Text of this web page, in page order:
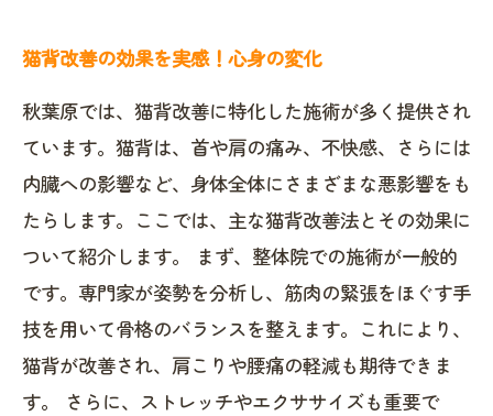
猫背改善の効果を実感！心身の変化
秋葉原では、猫背改善に特化した施術が多く提供され
ています。猫背は、首や肩の痛み、不快感、さらには
内臓への影響など、身体全体にさまざまな悪影響をも
たらします。ここでは、主な猫背改善法とその効果に
ついて紹介します。 まず、整体院での施術が一般的
です。専門家が姿勢を分析し、筋肉の緊張をほぐす手
技を用いて骨格のバランスを整えます。これにより、
猫背が改善され、肩こりや腰痛の軽減も期待できま
す。 さらに、ストレッチやエクササイズも重要で